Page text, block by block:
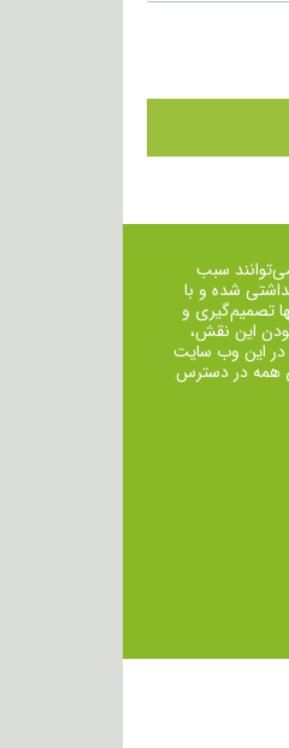
سبب
شده و با
تصمیم‌گیری و
این نقش،
این وب سایت
همه در دسترس